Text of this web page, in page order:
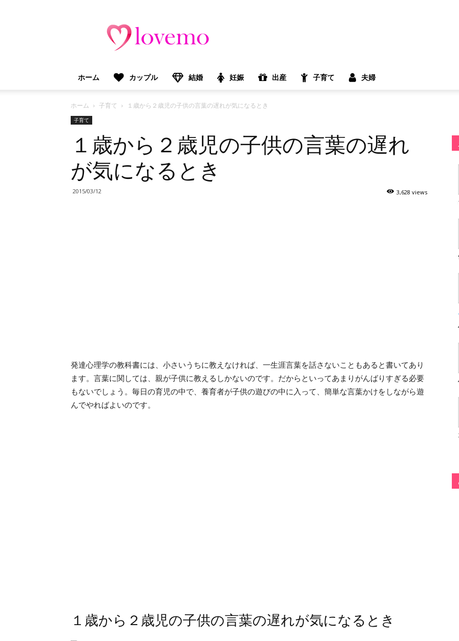
モ）：
プ
マ
け
情
報
メ
デ
ィ
ホーム カップル 結婚 妊娠 出産 子育て 夫婦
ホーム 子育て １歳から２歳児の子供の言葉の遅れが気になるとき
子育て
１歳から２歳児の子供の言葉の遅れ
が気になるとき
2015/03/12 3,628 views
発達心理学の教科書には、小さいうちに教えなければ、一生涯言葉を話さないこともあると書いてあり
ます。言葉に関しては、親が子供に教えるしかないのです。だからといってあまりがんばりすぎる必要
もないでしょう。毎日の育児の中で、養育者が子供の遊びの中に入って、簡単な言葉かけをしながら遊
んでやればよいのです。
１歳から２歳児の子供の言葉の遅れが気になるとき